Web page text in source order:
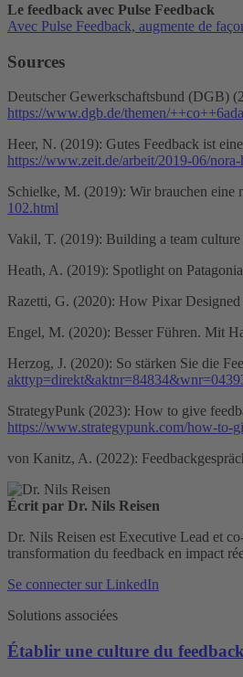
Le feedback avec Pulse Feedback
Avec Pulse Feedback, augmente de
Sources
Deutscher Gewerkschaftsbund (DGB)
https://www.dgb.de/themen/
Heer, N. (2019): Gutes Feedback ist
https://www.zeit.de/arbeit/2019-06/
Schielke, M. (2019): Wir brauchen eine
102.html
Vakil, T. (2019): Building a team
Heath, A. (2019): Spotlight on
Razetti, G. (2020): How Pixar
Engel, M. (2020): Besser Führen. Mit
Herzog, J. (2020): So stärken Sie die
StrategyPunk (2023): How to give
https://www.strategypunk.com/how-to-
von Kanitz, A. (2022):
Écrit par Dr. Nils Reisen
Dr. Nils Reisen est Executive Lead et
transformation du feedback en impact
Se connecter sur LinkedIn
Solutions associées
Établir une culture du feedback